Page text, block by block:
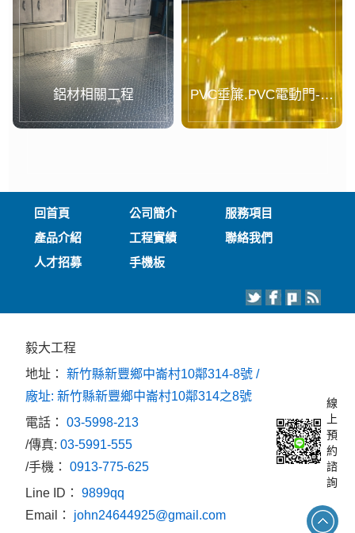
鋁材相關工程
PVC垂簾.PVC電動門-案
例...
回首頁 公司簡介
服務項目
產品介紹
工程實績
聯絡我們
人才招募
手機板
毅大工程
地址：新竹縣新豐鄉中崙村10鄰314-8號 /
廠址: 新竹縣新豐鄉中崙村10鄰314之8號
電話：03-5998-213
/傳真:03-5991-555
/手機：0913-775-625
Line ID：9899qq
Email： john24644925@gmail.com
線
上
預
約
諮
詢